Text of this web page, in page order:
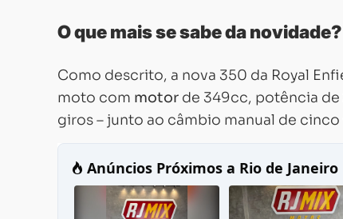
O que mais se sabe da novidade?
Como descrito, a nova 350 da Royal
moto com motor de 349cc, potência de
giros – junto ao câmbio manual de